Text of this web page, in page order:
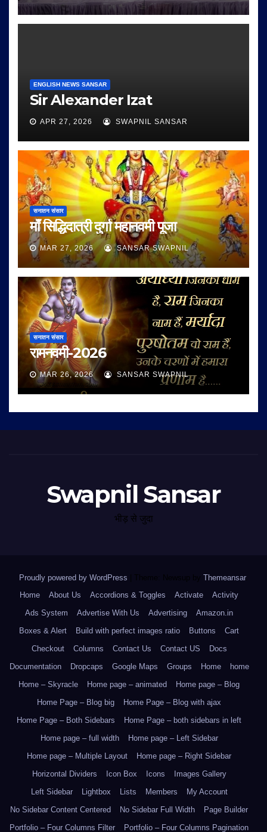
ENGLISH NEWS SANSAR
Sir Alexander Izat
APR 27, 2026 SWAPNIL SANSAR
सनातन संसार
माँ सिद्धिदात्री दुर्गा महानवमी पूजा
MAR 27, 2026 SANSAR SWAPNIL
सनातन संसार
रामनवमी-2026
MAR 26, 2026 SANSAR SWAPNIL
Swapnil Sansar
भीड़ से जुदा
Proudly powered by WordPress Theme: Newsup by Themeansar.
Home
About Us Accordions & Toggles Activate
Activity
Ads System
Advertise With Us Advertising
Amazon.in
Boxes & Alert
Build with perfect images ratio Buttons
Cart
Checkout
Columns Contact Us Contact US
Docs
Documentation
Dropcaps Google Maps Groups Home
home
Home – Skyracle
Home page – animated
Home page – Blog
Home Page – Blog big
Home Page – Blog with ajax
Home Page – Both Sidebars
Home Page – both sidebars in left
Home page – full width
Home page – Left Sidebar
Home page – Multiple Layout
Home page – Right Sidebar
Horizontal Dividers
Icon Box Icons
Images Gallery
Left Sidebar
Lightbox Lists Members
My Account
No Sidebar Content Centered
No Sidebar Full Width
Page Builder
Portfolio – Four Columns Filter
Portfolio – Four Columns Pagination